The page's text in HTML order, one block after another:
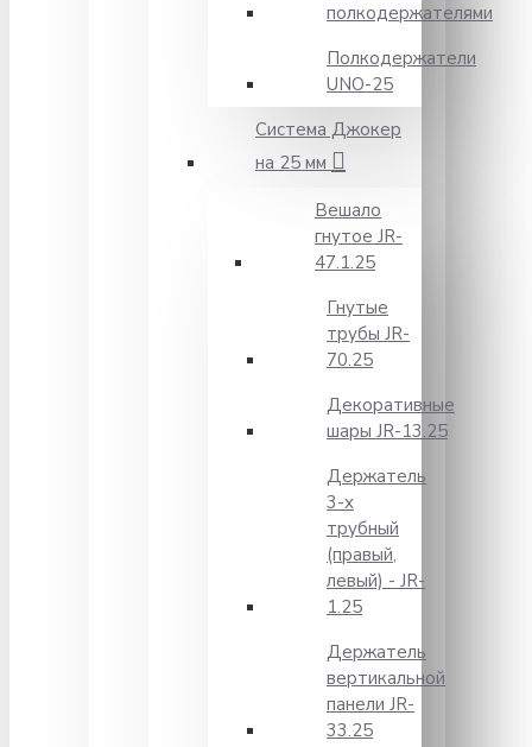
полкодержателями
Полкодержатели
UNO-25
Система Джокер
на 25 мм
Вешало
гнутое JR-
47.1.25
Гнутые
трубы JR-
70.25
Декоративные
шары JR-13.25
Держатель
3-х
трубный
(правый,
левый) - JR-
1.25
Держатель
вертикальной
панели JR-
33.25